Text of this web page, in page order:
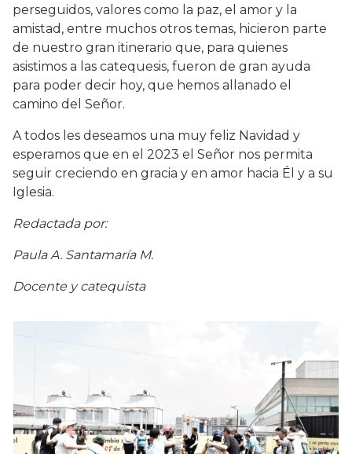
perseguidos, valores como la paz, el amor y la
amistad, entre muchos otros temas, hicieron parte
de nuestro gran itinerario que, para quienes
asistimos a las catequesis, fueron de gran ayuda
para poder decir hoy, que hemos allanado el
camino del Señor.
A todos les deseamos una muy feliz Navidad y
esperamos que en el 2023 el Señor nos permita
seguir creciendo en gracia y en amor hacia Él y a su
Iglesia.
Redactada por:
Paula A. Santamaría M.
Docente y catequista